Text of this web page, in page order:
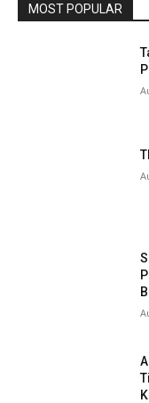
MOST POPULAR